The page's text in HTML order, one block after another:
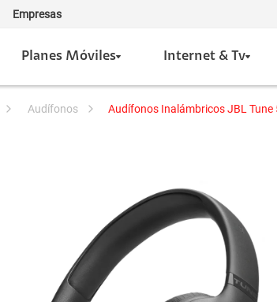
Empresas
Planes Móviles Internet & Tv
audífonos Audífonos Inalámbricos JBL